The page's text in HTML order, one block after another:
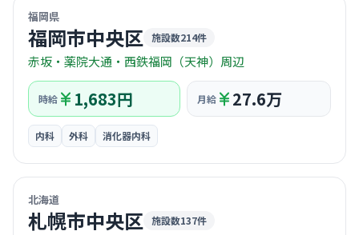
福岡県
福岡市中央区 施設数214件
赤坂・薬院大通・西鉄福岡（天神）周辺
時給 1,683円 月給 27.6万
内科 外科 消化器内科
北海道
札幌市中央区 施設数137件